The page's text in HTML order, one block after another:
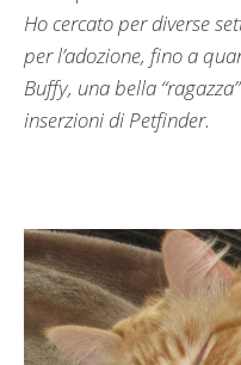
Ho cercato per diverse
per l’adozione, fino a
Buffy, una bella
inserzioni di Petfinder.